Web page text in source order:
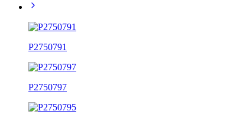
P2750791
P2750797